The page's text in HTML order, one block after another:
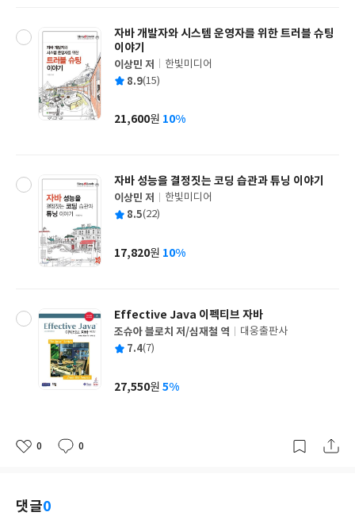
자바 개발자와 시스템 운영자를 위한 트러블 슈팅
이야기
글
쓴
이상민 저
출
사
한빛미디어
평 8.9(15)
가
21,600원 10%
자바 성능을 결정짓는 코딩 습관과 튜닝 이야기
글
쓴
이상민 저
출
사
한빛미디어
평 8.5(22)
가
17,820원 10%
Effective Java 이펙티브 자바
글
쓴
조슈아 블로치 저/심재철 역
출
사
대웅출판사
평 7.4(7)
가
27,550원 5%
좋
0
댓
0
작
댓글0